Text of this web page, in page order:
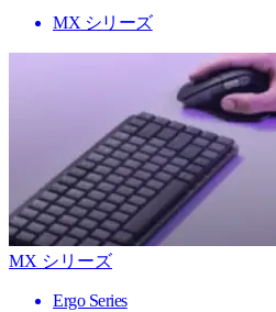
MX シリーズ
MX シリーズ
Ergo Series